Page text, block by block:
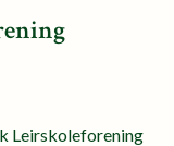
Leirskoleforening